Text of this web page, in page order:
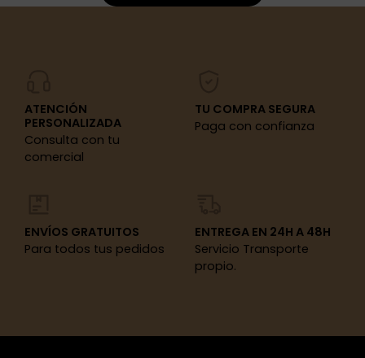
ATENCIÓN
PERSONALIZADA
Consulta con tu
comercial
TU COMPRA SEGURA
Paga con confianza
ENVÍOS GRATUITOS
Para todos tus pedidos
ENTREGA EN 24H A 48H
Servicio Transporte
propio.